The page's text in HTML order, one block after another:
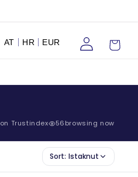
AT HR EUR
se
Kolica
on Trustindex 56browsing now
Sort: Istaknut